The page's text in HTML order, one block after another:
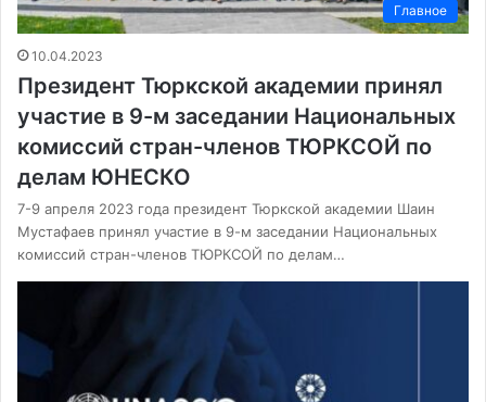
Главное
10.04.2023
Президент Тюркской академии принял
участие в 9-м заседании Национальных
комиссий стран-членов ТЮРКСОЙ по
делам ЮНЕСКО
7-9 апреля 2023 года президент Тюркской академии Шаин
Мустафаев принял участие в 9-м заседании Национальных
комиссий стран-членов ТЮРКСОЙ по делам…